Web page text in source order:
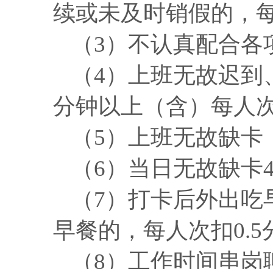
续或未及时销假的，
（3）不认真配合各
（4）上班无故迟到
分钟以上（含）每人
（5）上班无故缺卡
（6）当日无故缺卡
（7）打卡后外出
早餐的，每人次扣0.5
（8）工作时间串岗